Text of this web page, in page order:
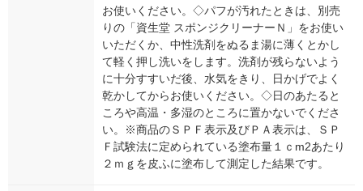
お使いください。◇パフが汚れたときは、別売
りの「資生堂 スポンジクリーナーＮ」をお使い
いただくか、中性洗剤をぬるま湯に薄くとかし
て軽く押し洗いをします。洗剤が残らないよう
に十分すすいだ後、水気をきり、日かげでよく
乾かしてからお使いください。◇日のあたると
ころや高温・多湿のところに置かないでくださ
い。※商品のＳＰＦ表示及びＰＡ表示は、ＳＰ
Ｆ試験法に定められている塗布量１ｃm2あたり
２ｍｇを皮ふに塗布して測定した結果です。